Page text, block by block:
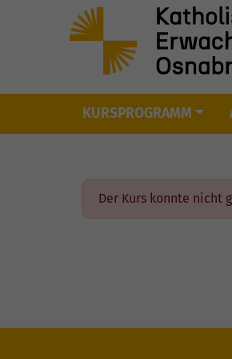
KURSPROGRAMM
Der Kurs konnte nicht